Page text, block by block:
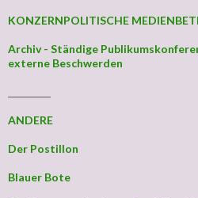
KONZERNPOLITISCHE
Archiv - Ständige
externe Beschwerden
ANDERE
Der Postillon
Blauer Bote